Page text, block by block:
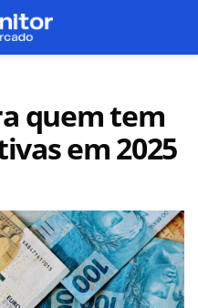
quem tem
em 2025